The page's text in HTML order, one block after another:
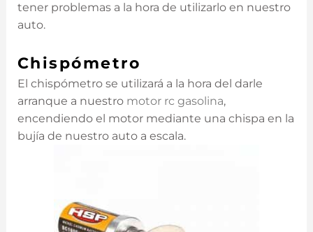
tener problemas a la hora de utilizarlo en nuestro
auto.
Chispómetro
El chispómetro se utilizará a la hora del darle
arranque a nuestro motor rc gasolina,
encendiendo el motor mediante una chispa en la
bujía de nuestro auto a escala.